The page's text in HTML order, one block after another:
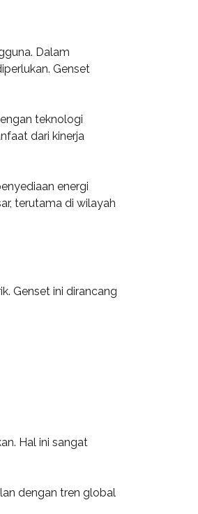
Dalam
Genset
teknologi
dari kinerja
energi
terutama di wilayah
Genset ini dirancang
Hal ini sangat
dengan tren global